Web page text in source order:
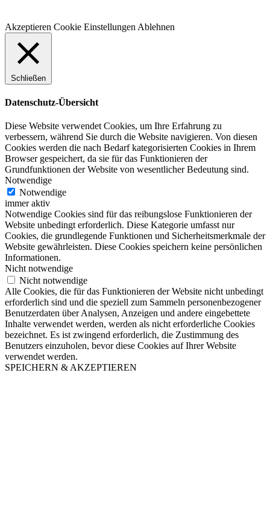
Akzeptieren Cookie Einstellungen Ablehnen
Schließen
Datenschutz-Übersicht
Diese Website verwendet Cookies, um Ihre Erfahrung zu
verbessern, während Sie durch die Website navigieren. Von diesen
Cookies werden die nach Bedarf kategorisierten Cookies in Ihrem
Browser gespeichert, da sie für das Funktionieren der
Grundfunktionen der Website von wesentlicher Bedeutung sind.
Notwendige
Notwendige
immer aktiv
Notwendige Cookies sind für das reibungslose Funktionieren der
Website unbedingt erforderlich. Diese Kategorie umfasst nur
Cookies, die grundlegende Funktionen und Sicherheitsmerkmale der
Website gewährleisten. Diese Cookies speichern keine persönlichen
Informationen.
Nicht notwendige
Nicht notwendige
Alle Cookies, die für das Funktionieren der Website nicht unbedingt
erforderlich sind und die speziell zum Sammeln personenbezogener
Benutzerdaten über Analysen, Anzeigen und andere eingebettete
Inhalte verwendet werden, werden als nicht erforderliche Cookies
bezeichnet. Es ist zwingend erforderlich, die Zustimmung des
Benutzers einzuholen, bevor diese Cookies auf Ihrer Website
verwendet werden.
SPEICHERN & AKZEPTIEREN